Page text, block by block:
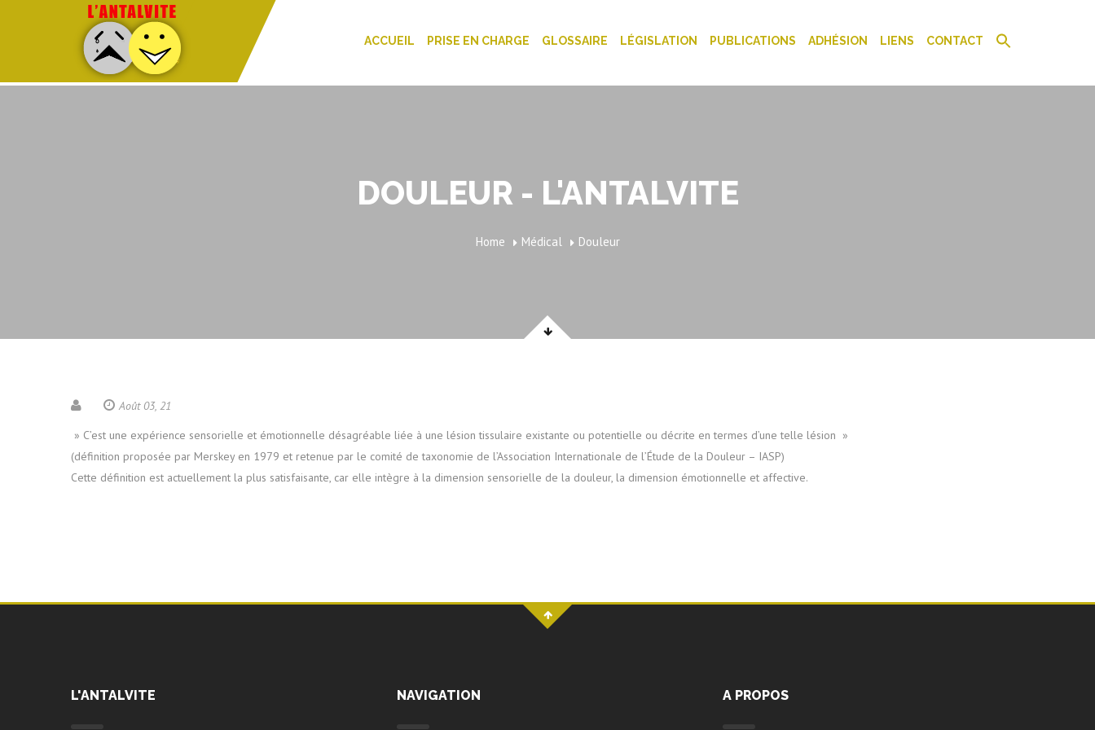
ACCUEIL PRISE EN CHARGE GLOSSAIRE LÉGISLATION PUBLICATIONS ADHÉSION LIENS CONTACT
DOULEUR - L'ANTALVITE
Home Médical Douleur
Août 03, 21
» C’est une expérience sensorielle et émotionnelle désagréable liée à une lésion tissulaire existante ou potentielle ou décrite en termes d’une telle lésion »
(définition proposée par Merskey en 1979 et retenue par le comité de taxonomie de l’Association Internationale de l’Étude de la Douleur – IASP)
Cette définition est actuellement la plus satisfaisante, car elle intègre à la dimension sensorielle de la douleur, la dimension émotionnelle et affective.
L'ANTALVITE NAVIGATION A PROPOS